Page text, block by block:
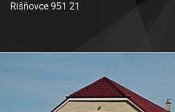
Rišňovce 951 21